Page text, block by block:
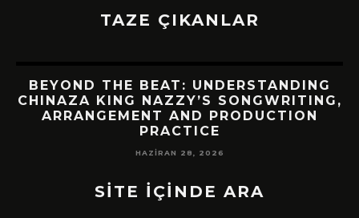
TAZE ÇIKANLAR
BEYOND THE BEAT: UNDERSTANDING
CHINAZA KING NAZZY’S SONGWRITING,
ARRANGEMENT AND PRODUCTION
PRACTICE
HAZIRAN 28, 2026
SİTE İÇİNDE ARA